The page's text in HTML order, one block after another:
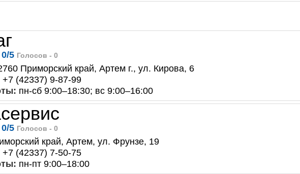
0/5 Голосов - 0
Приморский край, Артем г., ул. Кирова, 6
+7 (42337) 9-87-99
пн-сб 9:00–18:30; вс 9:00–16:00
0/5 Голосов - 0
край, Артем, ул. Фрунзе, 19
+7 (42337) 7-50-75
пн-пт 9:00–18:00